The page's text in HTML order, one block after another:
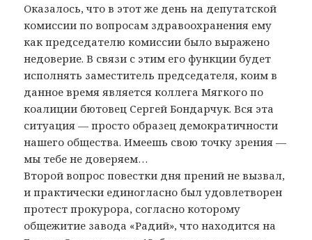
Оказалось, что в этот же день на депутатской
комиссии по вопросам здравоохранения ему
как председателю комиссии было выражено
недоверие. В связи с этим его функции будет
исполнять заместитель председателя, коим в
данное время является коллега Мягкого по
коалиции бютовец Сергей Бондарчук. Вся эта
ситуация — просто образец демократичности
нашего общества. Имеешь свою точку зрения —
мы тебе не доверяем…
Второй вопрос повестки дня прений не вызвал,
и практически единогласно был удовлетворен
протест прокурора, согласно которому
общежитие завода «Радий», что находится на